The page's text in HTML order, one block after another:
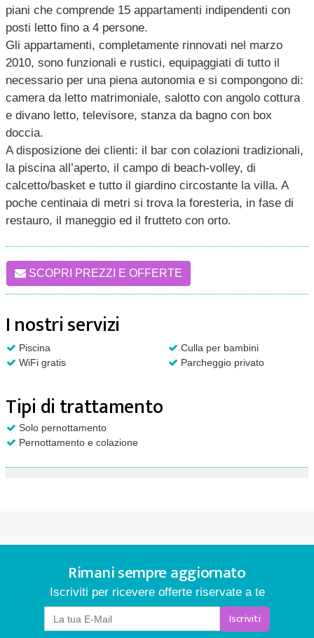
piani che comprende 15 appartamenti indipendenti con
posti letto fino a 4 persone.
Gli appartamenti, completamente rinnovati nel marzo
2010, sono funzionali e rustici, equipaggiati di tutto il
necessario per una piena autonomia e si compongono di:
camera da letto matrimoniale, salotto con angolo cottura
e divano letto, televisore, stanza da bagno con box
doccia.
A disposizione dei clienti: il bar con colazioni tradizionali,
la piscina all’aperto, il campo di beach-volley, di
calcetto/basket e tutto il giardino circostante la villa. A
poche centinaia di metri si trova la foresteria, in fase di
restauro, il maneggio ed il frutteto con orto.
SCOPRI PREZZI E OFFERTE
I nostri servizi
Piscina
Culla per bambini
WiFi gratis
Parcheggio privato
Tipi di trattamento
Solo pernottamento
Pernottamento e colazione
Rimani sempre aggiornato
Iscriviti per ricevere offerte riservate a te
Iscriviti